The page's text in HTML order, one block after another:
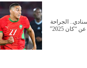
الجراحة
2025”